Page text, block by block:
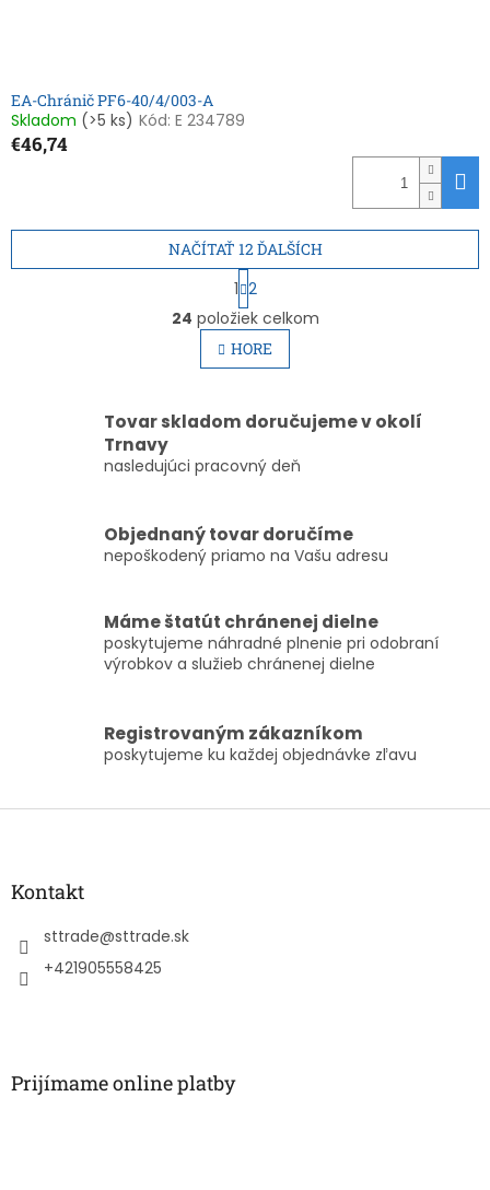
EA-Chránič PF6-40/4/003-A
Skladom (>5 ks) Kód: E 234789
€46,74
O
v
l
á
a
c
e
v
k
ý
p
i
NAČÍTAŤ 12 ĎALŠÍCH
S
t
r
á
n
k
a
i
1 2
24 položiek celkom
HORE
Tovar skladom doručujeme v okolí
Trnavy
nasledujúci pracovný deň
Objednaný tovar doručíme
nepoškodený priamo na Vašu adresu
Máme štatút chránenej dielne
poskytujeme náhradné plnenie pri odobraní
výrobkov a služieb chránenej dielne
Registrovaným zákazníkom
poskytujeme ku každej objednávke zľavu
Z
Kontakt
sttrade@sttrade.sk
+421905558425
Prijímame online platby